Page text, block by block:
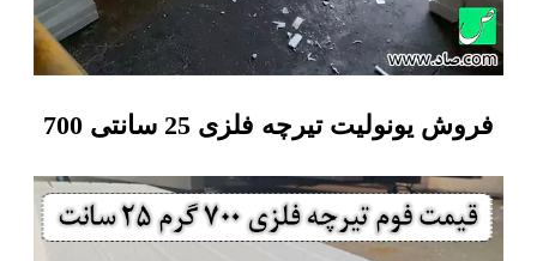
فروش یونولیت تیرچه فلزی 25 سانتی 700